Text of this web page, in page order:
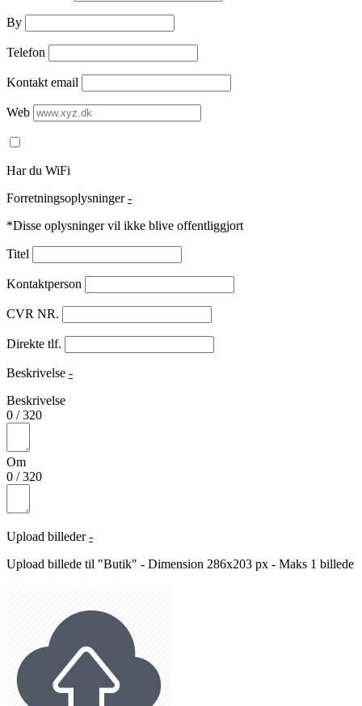
By
Telefon
Kontakt email
Web
Har du WiFi
Forretningsoplysninger -
*Disse oplysninger vil ikke blive offentliggjort
Titel
Kontaktperson
CVR NR.
Direkte tlf.
Beskrivelse -
Beskrivelse
0 /320
Om
0 /320
Upload billeder -
Upload billede til "Butik" - Dimension 286x203 px - Maks 1 billede